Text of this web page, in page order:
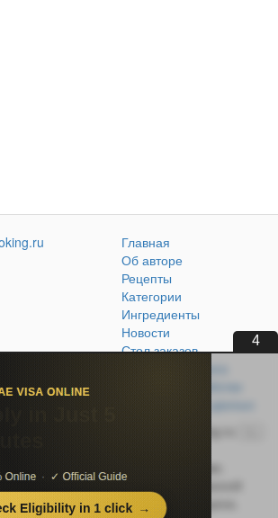
3
Главная
Об авторе
Рецепты
Категории
Ингредиенты
Новости
Стол заказов
Политика обработки
персональных данных
проблем
© 2014-2026 FineCooking.ru
законом об авторском праве.
полная перепечатка опубликованной
ссылки на источник запрещена.